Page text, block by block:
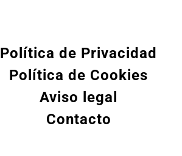
Política de Privacidad
Política de Cookies
Aviso legal
Contacto